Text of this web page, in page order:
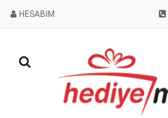
HESABIM